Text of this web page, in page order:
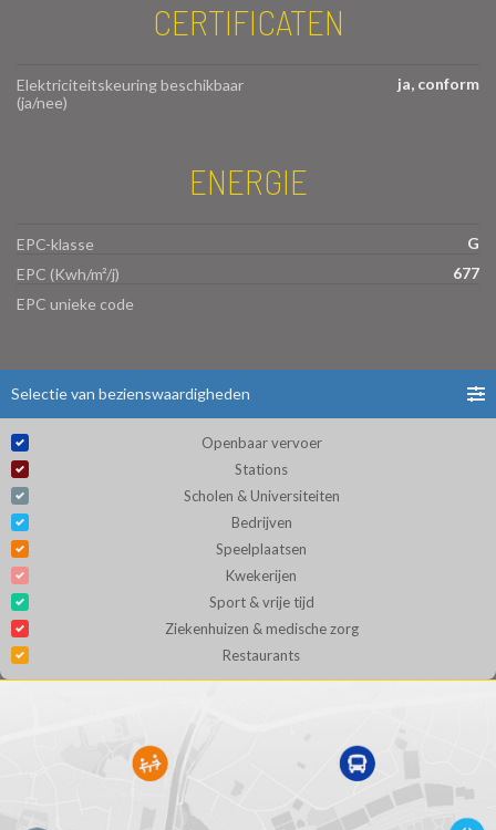
CERTIFICATEN
Elektriciteitskeuring beschikbaar
(ja/nee)
ja, conform
ENERGIE
EPC-klasse
G
EPC (Kwh/m²/j)
677
EPC unieke code
Selectie van bezienswaardigheden
Openbaar vervoer
Stations
Scholen & Universiteiten
Bedrijven
Speelplaatsen
Kwekerijen
Sport & vrije tijd
Ziekenhuizen & medische zorg
Restaurants